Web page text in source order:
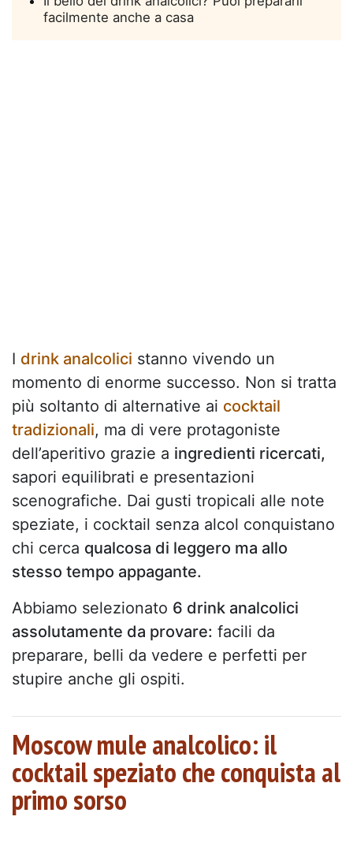
facilmente anche a casa
I drink analcolici stanno vivendo un
momento di enorme successo. Non si tratta
più soltanto di alternative ai cocktail
tradizionali, ma di vere protagoniste
dell’aperitivo grazie a ingredienti ricercati,
sapori equilibrati e presentazioni
scenografiche. Dai gusti tropicali alle note
speziate, i cocktail senza alcol conquistano
chi cerca qualcosa di leggero ma allo
stesso tempo appagante.
Abbiamo selezionato 6 drink analcolici
assolutamente da provare: facili da
preparare, belli da vedere e perfetti per
stupire anche gli ospiti.
Moscow mule analcolico: il
cocktail speziato che conquista al
primo sorso